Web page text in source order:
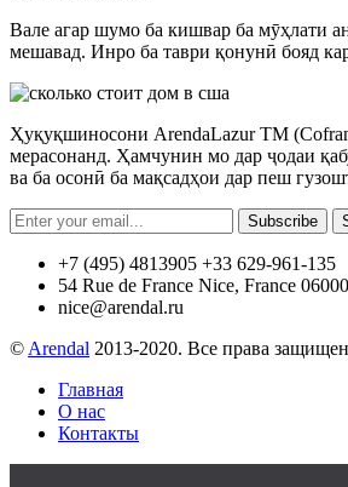
Вале агар шумо ба кишвар ба мӯҳлати
мешавад. Инро ба таври қонунӣ бояд
Ҳуқуқшиносони ArendaLazur TM
мерасонанд. Ҳамчунин мо дар ҷодаи
ва ба осонӣ ба мақсадҳои дар пеш
Subscribe
+7 (495) 4813905 +33 629-961-135
54 Rue de France Nice, France
nice@arendal.ru
© Arendal 2013-2020. Все права
Главная
О нас
Контакты